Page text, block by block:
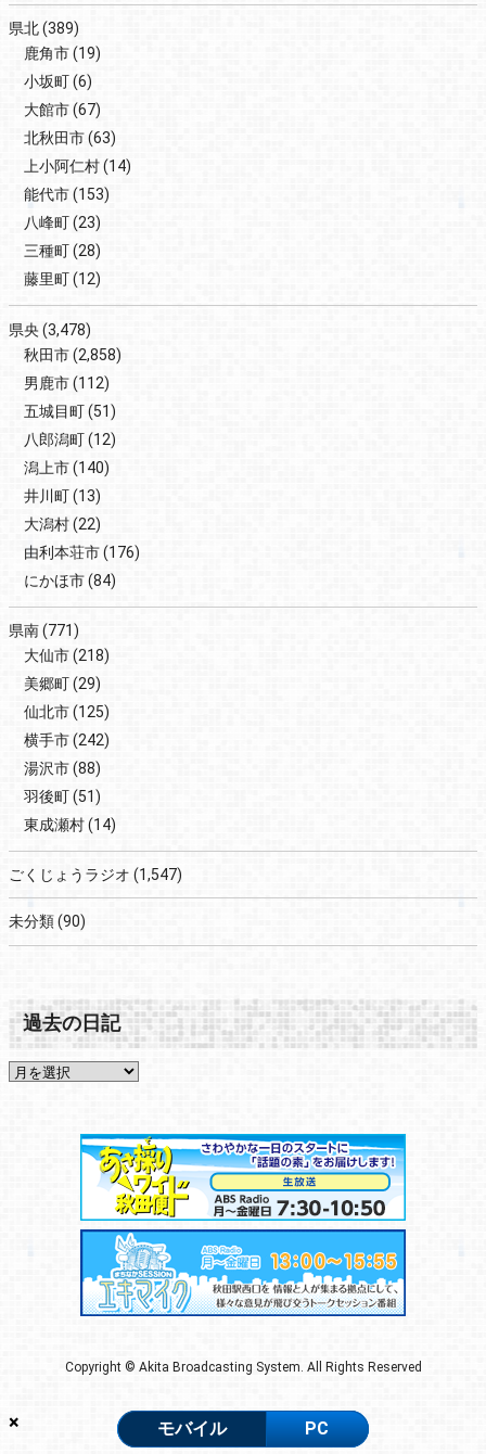
×
県北(389)
鹿角市(19)
小坂町(6)
大館市(67)
北秋田市(63)
上小阿仁村(14)
能代市(153)
八峰町(23)
三種町(28)
藤里町(12)
県央(3,478)
秋田市(2,858)
男鹿市(112)
五城目町(51)
八郎潟町(12)
潟上市(140)
井川町(13)
大潟村(22)
由利本荘市(176)
にかほ市(84)
県南(771)
大仙市(218)
美郷町(29)
仙北市(125)
横手市(242)
湯沢市(88)
羽後町(51)
東成瀬村(14)
ごくじょうラジオ (1,547)
未分類(90)
過去の日記
Copyright © Akita Broadcasting System. All Rights Reserved
モバイル PC